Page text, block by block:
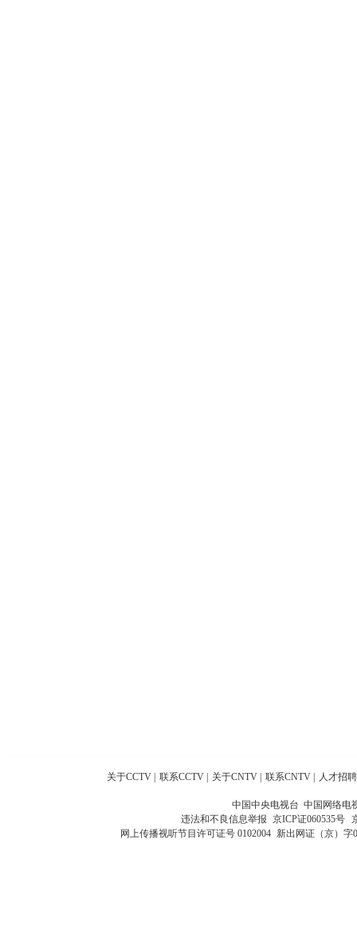
关于CCTV 联系CCTV 关于CNTV 联系CNTV 人才招聘
中国中央电视台 中国网络电
违法和不良信息举报 京ICP证060535号
网上传播视听节目许可证号 0102004 新出网证（京）